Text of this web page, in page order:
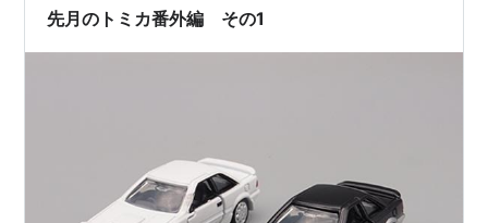
した。尚、＜ＴＥ７１型＞は３ドアクーペのみ＜レビン
先月のトミカ番外編 その1